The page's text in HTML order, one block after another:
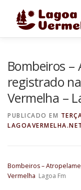
FALE CONOSCO
Bombeiros
registrado
Vermelha –
PUBLICADO EM
LAGOAVERMELHA.NET
Bombeiros –
Vermelha Lagoa Fm